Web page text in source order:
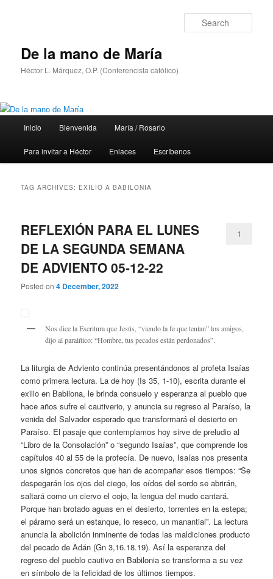
De la mano de María
Héctor L. Márquez, O.P. (Conferencista católico)
Inicio Bienvenida María / Rosario
Para invitar a Héctor Enlaces Escríbenos
TAG ARCHIVES: EXILIO A BABILONIA
REFLEXIÓN PARA EL LUNES
DE LA SEGUNDA SEMANA
DE ADVIENTO 05-12-22
Posted on4 December, 2022
1
Nos dice la Escritura que Jesús, “viendo la fe que tenían” los amigos,
dijo al paralítico: “Hombre, tus pecados están perdonados”.
La liturgia de Adviento continúa presentándonos al profeta Isaías
como primera lectura. La de hoy (Is 35, 1-10), escrita durante el
exilio en Babilona, le brinda consuelo y esperanza al pueblo que
hace años sufre el cautiverio, y anuncia su regreso al Paraíso, la
venida del Salvador esperado que transformará el desierto en
Paraíso. El pasaje que contemplamos hoy sirve de preludio al
“Libro de la Consolación” o “segundo Isaías”, que comprende los
capítulos 40 al 55 de la profecía. De nuevo, Isaías nos presenta
unos signos concretos que han de acompañar esos tiempos: “Se
despegarán los ojos del ciego, los oídos del sordo se abrirán,
saltará como un ciervo el cojo, la lengua del mudo cantará.
Porque han brotado aguas en el desierto, torrentes en la estepa;
el páramo será un estanque, lo reseco, un manantial”. La lectura
anuncia la abolición inminente de todas las maldiciones producto
del pecado de Adán (Gn 3,16.18.19). Así la esperanza del
regreso del pueblo cautivo en Babilonia se transforma a su vez
en símbolo de la felicidad de los últimos tiempos.